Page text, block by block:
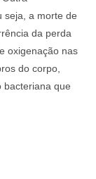
seja, a morte de
da perda
oxigenação nas
do corpo,
bacteriana que